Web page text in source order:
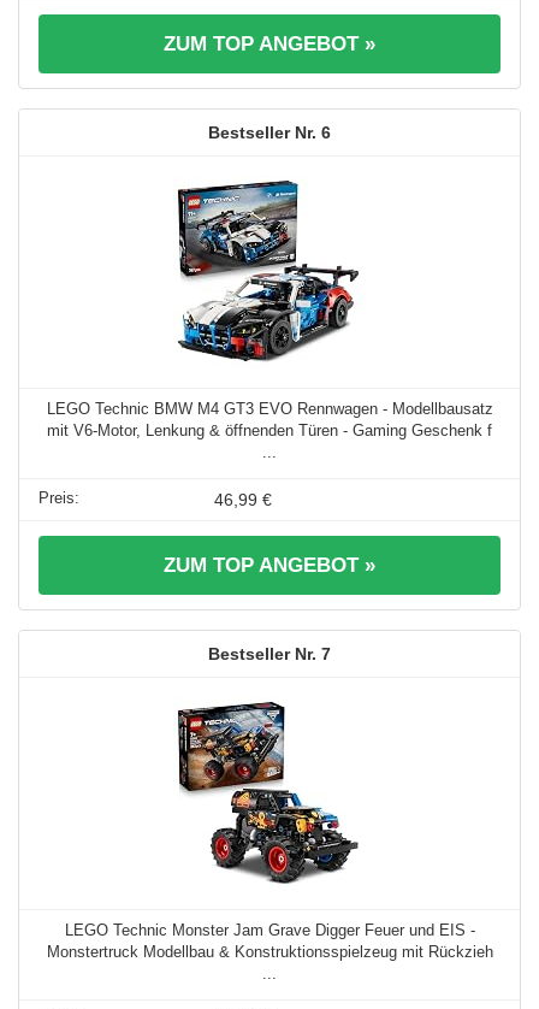
ZUM TOP ANGEBOT »
6
LEGO Technic BMW M4 GT3 EVO Rennwagen - Modellbausatz
mit V6-Motor, Lenkung & öffnenden Türen - Gaming Geschenk f
46,99 €
ZUM TOP ANGEBOT »
7
LEGO Technic Monster Jam Grave Digger Feuer und EIS -
Monstertruck Modellbau & Konstruktionsspielzeug mit Rückzieh